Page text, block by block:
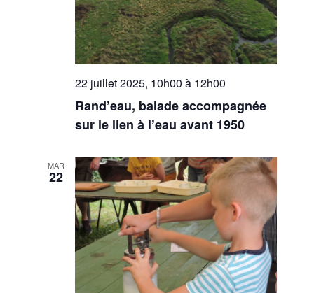
22 juillet 2025, 10h00 à 12h00
Rand’eau, balade accompagnée
sur le lien à l’eau avant 1950
MAR
22